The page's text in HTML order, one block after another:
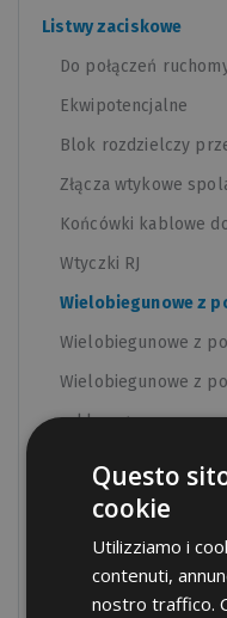
Listwy zaciskowe
Do połączeń
Ekwipotencjalne
Blok rozdzielczy
Złącza wtykowe
Końcówki kablowe
Wtyczki RJ
Wielobiegunowe z
Wielobiegunowe z
Wielobiegunowe z
szklanego
Modułowe bloki
Dławnice kablowe z
Dławnice kablowe z
Questo
cookie
Utilizziamo i
contenuti,
nostro traffico.